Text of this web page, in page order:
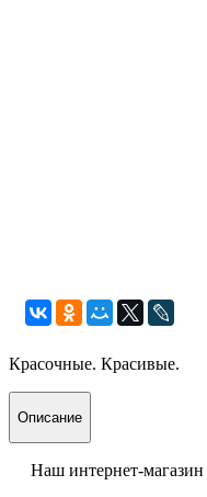
Красочные. Красивые.
Описание
Наш интернет-магазин